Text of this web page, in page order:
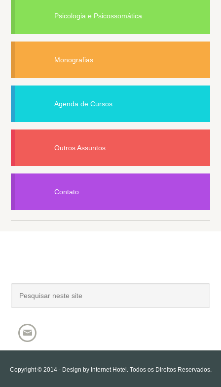
Psicologia e Psicossomática
Monografias
Agenda de Cursos
Outros Assuntos
Contato
Copyright © 2014 - Design by Internet Hotel . Todos os Direitos Reservados.